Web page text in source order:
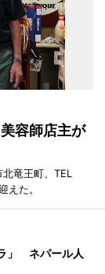
容師店主が
竜王町、TEL
た。
」 ネパール人